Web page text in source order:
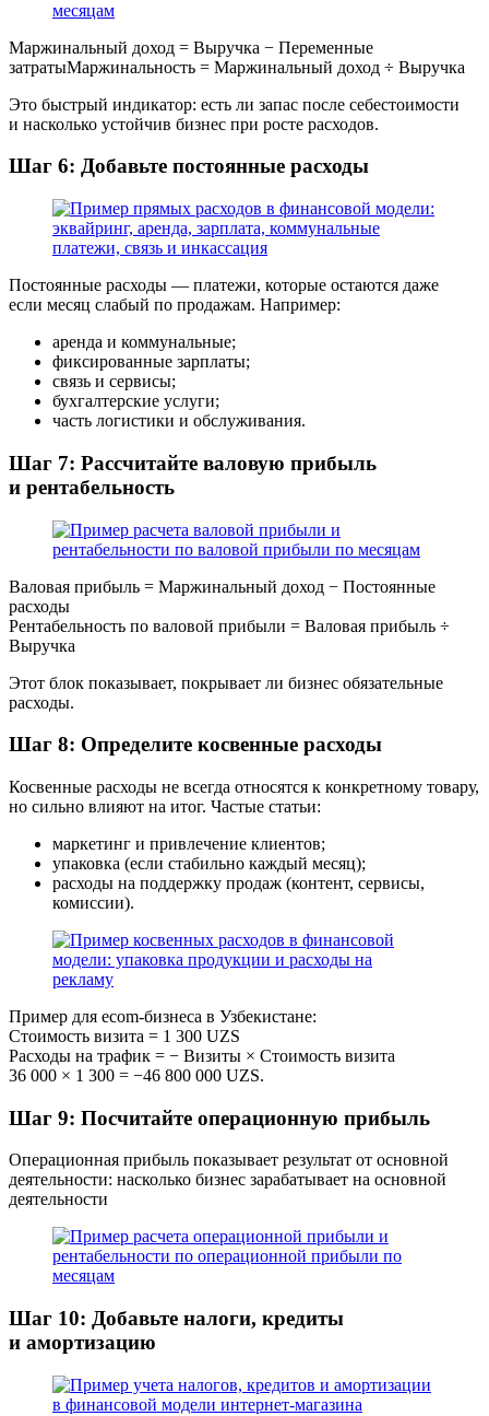
Маржинальный доход = Выручка − Переменные
затратыМаржинальность = Маржинальный доход ÷ Выручка
Это быстрый индикатор: есть ли запас после себестоимости
и насколько устойчив бизнес при росте расходов.
Шаг 6: Добавьте постоянные расходы
Постоянные расходы — платежи, которые остаются даже
если месяц слабый по продажам. Например:
аренда и коммунальные;
фиксированные зарплаты;
связь и сервисы;
бухгалтерские услуги;
часть логистики и обслуживания.
Шаг 7: Рассчитайте валовую прибыль
и рентабельность
Валовая прибыль = Маржинальный доход − Постоянные
расходы
Рентабельность по валовой прибыли = Валовая прибыль ÷
Выручка
Этот блок показывает, покрывает ли бизнес обязательные
расходы.
Шаг 8: Определите косвенные расходы
Косвенные расходы не всегда относятся к конкретному товару,
но сильно влияют на итог. Частые статьи:
маркетинг и привлечение клиентов;
упаковка (если стабильно каждый месяц);
расходы на поддержку продаж (контент, сервисы,
комиссии).
Пример для ecom-бизнеса в Узбекистане:
Стоимость визита = 1 300 UZS
Расходы на трафик = − Визиты × Стоимость визита
36 000 × 1 300 = −46 800 000 UZS.
Шаг 9: Посчитайте операционную прибыль
Операционная прибыль показывает результат от основной
деятельности: насколько бизнес зарабатывает на основной
деятельности
Шаг 10: Добавьте налоги, кредиты
и амортизацию